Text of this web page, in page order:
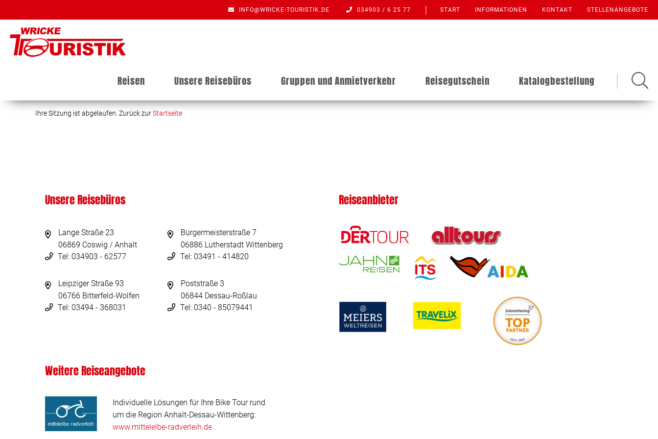
INFO@WRICKE-TOURISTIK.DE 034903 / 6 25 77 START INFORMATIONEN KONTAKT STELLENANGEBOTE
Reisen Unsere Reisebüros Gruppen und Anmietverkehr Reisegutschein Katalogbestellung
Ihre Sitzung ist abgelaufen. Zurück zurStartseite
Unsere Reisebüros
Lange Straße 23
06869 Coswig / Anhalt
Tel: 034903 - 62577
Bürgermeisterstraße 7
06886 Lutherstadt Wittenberg
Tel: 03491 - 414820
Leipziger Straße 93
06766 Bitterfeld-Wolfen
Tel: 03494 - 368031
Poststraße 3
06844 Dessau-Roßlau
Tel: 0340 - 85079441
Reiseanbieter
Weitere Reiseangebote
Individuelle Lösungen für Ihre Bike Tour rund
um die Region Anhalt-Dessau-Wittenberg:
www.mittelelbe-radverleih.de